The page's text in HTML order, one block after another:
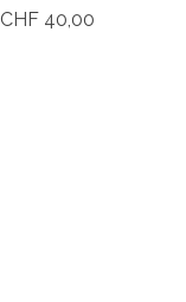
CHF 40,00